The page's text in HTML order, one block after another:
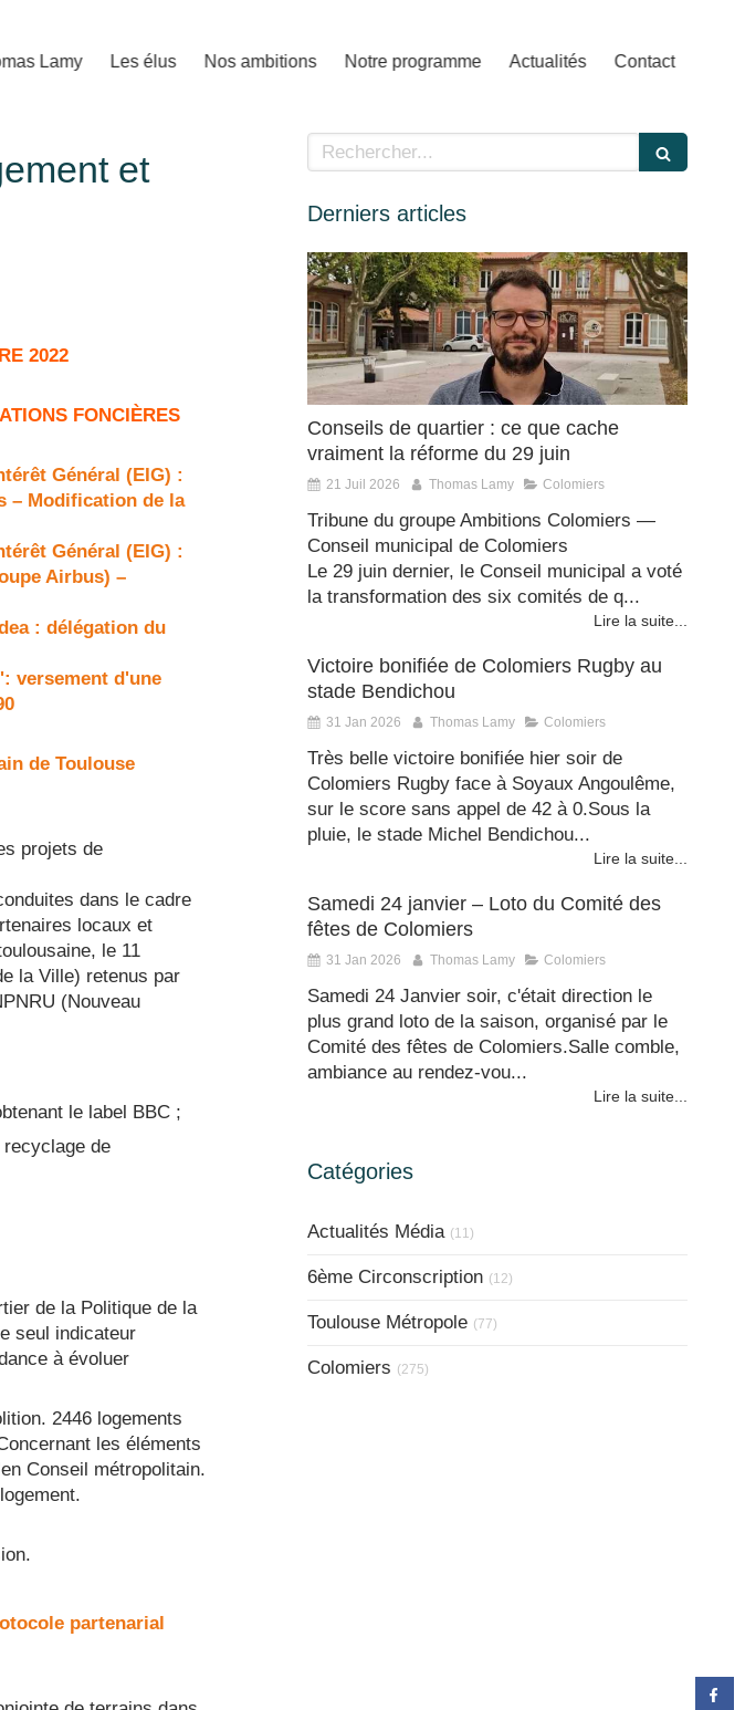
Lamy Les élus Nos ambitions Notre programme Actualités Contact
et
2022
FONCIÈRES
Général (EIG) :
– Modification de la
Général (EIG) :
Airbus) –
: délégation du
versement d'une
de Toulouse
projets de
dans le cadre
locaux et
le 11
la Ville) retenus par
(Nouveau
le label BBC ;
recyclage de
de la Politique de la
seul indicateur
à évoluer
2446 logements
les éléments
Conseil métropolitain.
partenarial
Rechercher
Derniers articles
Conseils de quartier : ce que cache
vraiment la réforme du 29 juin
21 Juil 2026 Thomas Lamy Colomiers
Tribune du groupe Ambitions Colomiers —
Conseil municipal de Colomiers
Le 29 juin dernier, le Conseil municipal a voté
la transformation des six comités de q...
Lire la suite...
Victoire bonifiée de Colomiers Rugby au
stade Bendichou
31 Jan 2026 Thomas Lamy Colomiers
Très belle victoire bonifiée hier soir de
Colomiers Rugby face à Soyaux Angoulême,
sur le score sans appel de 42 à 0.Sous la
pluie, le stade Michel Bendichou...
Lire la suite...
Samedi 24 janvier – Loto du Comité des
fêtes de Colomiers
31 Jan 2026 Thomas Lamy Colomiers
Samedi 24 Janvier soir, c'était direction le
plus grand loto de la saison, organisé par le
Comité des fêtes de Colomiers.Salle comble,
ambiance au rendez-vou...
Lire la suite...
Catégories
Actualités Média (11)
6ème Circonscription (12)
Toulouse Métropole (77)
Colomiers (275)